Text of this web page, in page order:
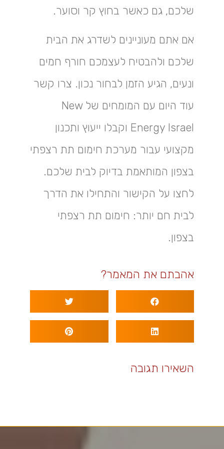
שלכם, גם כאשר בחוץ קר וסוער.
אם אתם מעוניינים לשדרג את הבית
שלכם ולהבטיח לעצמכם חורף חמים
ונעים, הגיע הזמן לבחור נכון. צרו קשר
עוד היום עם המומחים של New
Energy Israel וקבלו ייעוץ ותכנון
מקצועי עבור מערכת חימום תת רצפתי
בצפון המותאמת בדיוק לבית שלכם.
לחצו על הקישור והתחילו את הדרך
לבית חם יותר: חימום תת רצפתי
בצפון.
אהבתם את המאמר?
השאירו תגובה